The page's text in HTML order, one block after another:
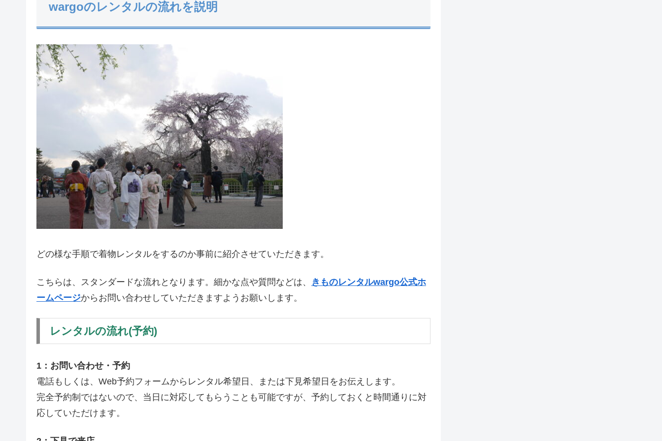
wargoのレンタルの流れを説明
どの様な手順で着物レンタルをするのか事前に紹介させていただきます。
こちらは、スタンダードな流れとなります。細かな点や質問などは、 きものレンタルwargo公式ホ
ームページからお問い合わせしていただきますようお願いします。
レンタルの流れ(予約)
1：お問い合わせ・予約
電話もしくは、Web予約フォームからレンタル希望日、または下見希望日をお伝えします。
完全予約制ではないので、当日に対応してもらうことも可能ですが、予約しておくと時間通りに対
応していただけます。